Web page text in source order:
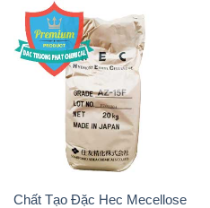
Chất Tạo Đặc Hec Mecellose